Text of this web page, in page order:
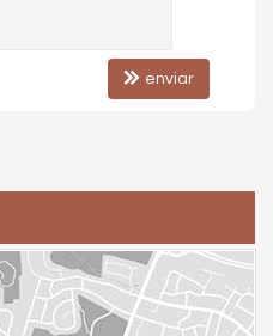
enviar